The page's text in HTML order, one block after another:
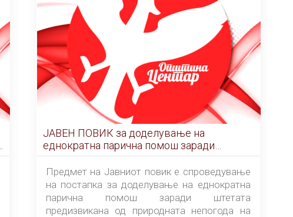
ЈАВЕН ПОВИК за доделување на
еднократна парична помош заради
штетата предизвикана од природната
непогода на подрачјето на Општина
Центар-Скопје случена на ден 21.07.2026
година
Предмет на Јавниот повик е спроведување
на постапка за доделување на еднократна
парична помош заради штетата
предизвикана од природната непогода на